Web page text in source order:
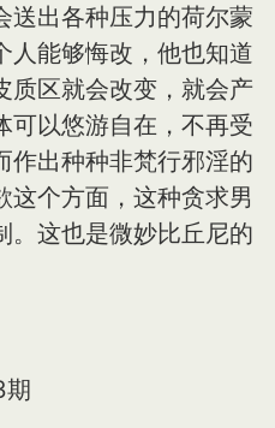
送出各种压力的荷尔蒙
人能够悔改，他也知道
质区就会改变，就会产
可以悠游自在，不再受
作出种种非梵行邪淫的
这个方面，这种贪求男
。这也是微妙比丘尼的